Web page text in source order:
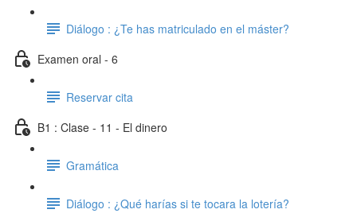
Diálogo : ¿Te has matriculado en el máster?
Examen oral - 6
Reservar cita
B1 : Clase - 11 - El dinero
Gramática
Diálogo : ¿Qué harías si te tocara la lotería?